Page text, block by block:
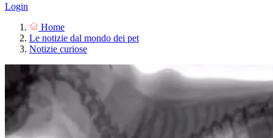
Login
Home
Le notizie dal mondo dei pet
Notizie curiose